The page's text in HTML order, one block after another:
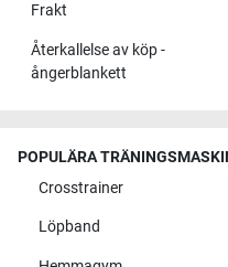
Frakt
Återkallelse av köp -
ångerblankett
POPULÄRA
Crosstrainer
Löpband